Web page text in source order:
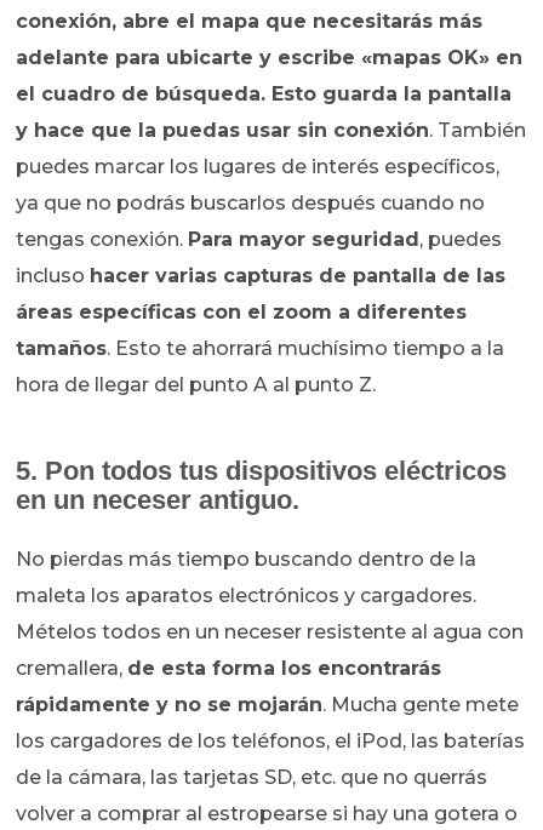
conexión, abre el mapa que necesitarás más
adelante para ubicarte y escribe «mapas OK» en
el cuadro de búsqueda. Esto guarda la pantalla
y hace que la puedas usar sin conexión. También
puedes marcar los lugares de interés específicos,
ya que no podrás buscarlos después cuando no
tengas conexión. Para mayor seguridad, puedes
incluso hacer varias capturas de pantalla de las
áreas específicas con el zoom a diferentes
tamaños. Esto te ahorrará muchísimo tiempo a la
hora de llegar del punto A al punto Z.
5. Pon todos tus dispositivos eléctricos
en un neceser antiguo.
No pierdas más tiempo buscando dentro de la
maleta los aparatos electrónicos y cargadores.
Mételos todos en un neceser resistente al agua con
cremallera, de esta forma los encontrarás
rápidamente y no se mojarán. Mucha gente mete
los cargadores de los teléfonos, el iPod, las baterías
de la cámara, las tarjetas SD, etc. que no querrás
volver a comprar al estropearse si hay una gotera o